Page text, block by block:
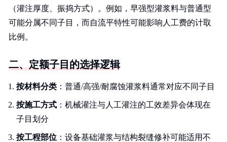
（灌注厚度、振捣方式）。例如，早强型灌浆料与普通型
可能分属不同子目，而自流平特性可能影响人工费的计取
比例。
二、定额子目的选择逻辑
按材料分类 ：普通/高强/耐腐蚀灌浆料通常对应不同子目
按施工方式 ：机械灌注与人工灌注的工效差异会体现在
子目划分
按工程部位 ：设备基础灌浆与结构裂缝修补可能适用不